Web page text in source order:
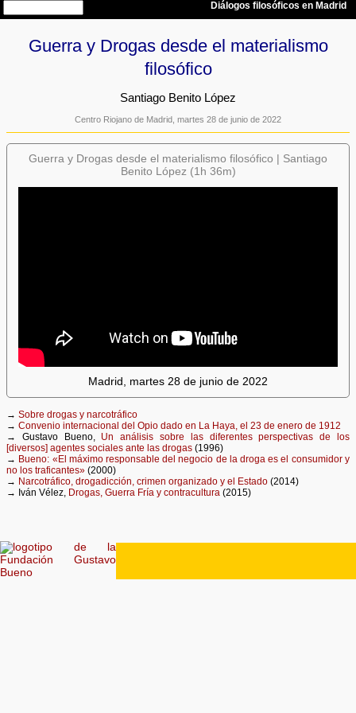
Guerra y Drogas desde el materialismo
filosófico
Santiago Benito López
Centro Riojano de Madrid, martes 28 de junio de 2022
Guerra y Drogas desde el materialismo filosófico | Santiago
Benito López (1h 36m)
Madrid, martes 28 de junio de 2022
→Sobre drogas y narcotráfico
→Convenio internacional del Opio dado en La Haya, el 23 de enero de 1912
→ Gustavo Bueno, Un análisis sobre las diferentes perspectivas de los
[diversos] agentes sociales ante las drogas (1996)
→ Bueno: «El máximo responsable del negocio de la droga es el consumidor y
no los traficantes» (2000)
→ Narcotráfico, drogadicción, crimen organizado y el Estado (2014)
→ Iván Vélez, Drogas, Guerra Fría y contracultura (2015)